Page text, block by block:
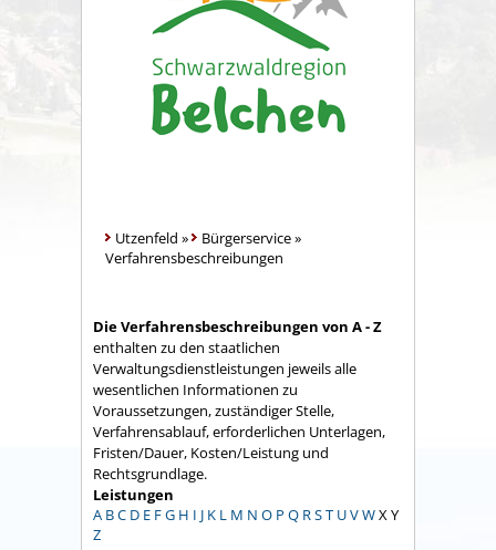
Utzenfeld » Bürgerservice»
Verfahrensbeschreibungen
Die Verfahrensbeschreibungen von A - Z
enthalten zu den staatlichen
Verwaltungsdienstleistungen jeweils alle
wesentlichen Informationen zu
Voraussetzungen, zuständiger Stelle,
Verfahrensablauf, erforderlichen Unterlagen,
Fristen/Dauer, Kosten/Leistung und
Rechtsgrundlage.
Leistungen
A BC D E FG H I J K L M N O P Q RST UVWX Y
Z